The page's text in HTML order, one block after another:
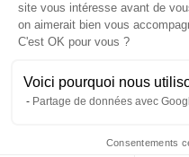
site vous intéresse avant de
on aimerait bien vous
C'est OK pour vous ?
Voici pourquoi nous
Partage de données avec
Consentements
Les